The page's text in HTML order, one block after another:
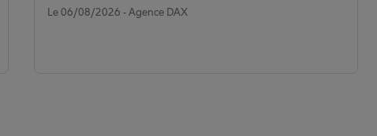
Le 06/08/2026 - Agence DAX